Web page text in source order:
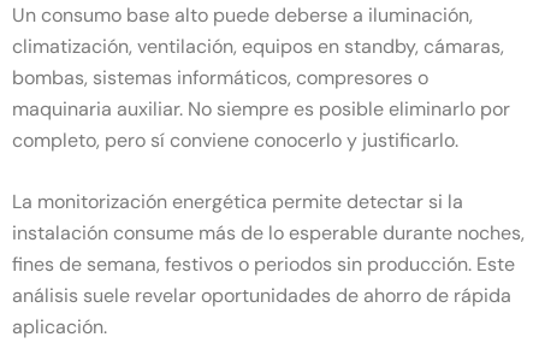
Un consumo base alto puede deberse a iluminación,
climatización, ventilación, equipos en standby, cámaras,
bombas, sistemas informáticos, compresores o
maquinaria auxiliar. No siempre es posible eliminarlo por
completo, pero sí conviene conocerlo y justificarlo.
La monitorización energética permite detectar si la
instalación consume más de lo esperable durante noches,
fines de semana, festivos o periodos sin producción. Este
análisis suele revelar oportunidades de ahorro de rápida
aplicación.